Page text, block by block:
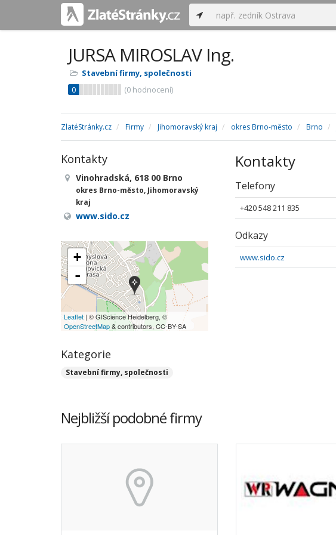
JURSA MIROSLAV Ing.
Stavební firmy, společnosti
0
(0 hodnocení)
ZlatéStránky.cz Firmy Jihomoravský kraj okres Brno-město Brno
Kontakty
Telefony
+420 548 211 835
Odkazy
www.sido.cz
Kontakty
Vinohradská, 618 00 Brno
okres Brno-město, Jihomoravský
kraj
www.sido.cz
+
-
Leaflet | © GIScience Heidelberg, ©
OpenStreetMap& contributors, CC-BY-SA
Kategorie
Stavební firmy, společnosti
Nejbližší podobné firmy